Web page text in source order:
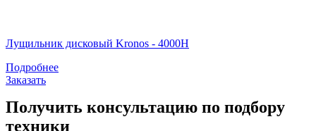
Лущильник дисковый Kronos - 4000H
Подробнее
Заказать
Получить консультацию по подбору
техники